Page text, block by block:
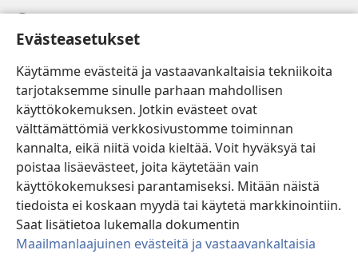
Evästeasetukset
Käytämme evästeitä ja vastaavankaltaisia tekniikoita
tarjotaksemme sinulle parhaan mahdollisen
käyttökokemuksen. Jotkin evästeet ovat
välttämättömiä verkkosivustomme toiminnan
kannalta, eikä niitä voida kieltää. Voit hyväksyä tai
poistaa lisäevästeet, joita käytetään vain
käyttökokemuksesi parantamiseksi. Mitään näistä
tiedoista ei koskaan myydä tai käytetä markkinointiin.
Saat lisätietoa lukemalla dokumentin
Maailmanlaajuinen evästeitä ja vastaavankaltaisia
(avaa
uuden
ikkunan)Vartiotornin VERKKOKIRJASTO
(avaa
uuden
ikkunan)JW Hub ®
(avaa
uuden
ikkunan)
®
Watchtower Library